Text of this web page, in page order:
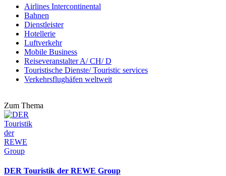
Airlines Intercontinental
Bahnen
Dienstleister
Hotellerie
Luftverkehr
Mobile Business
Reiseveranstalter A/ CH/ D
Touristische Dienste/ Touristic services
Verkehrsflughäfen weltweit
Zum Thema
DER Touristik der REWE Group